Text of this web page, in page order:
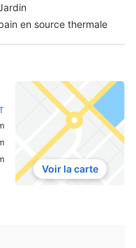
en source thermale
Voir la carte